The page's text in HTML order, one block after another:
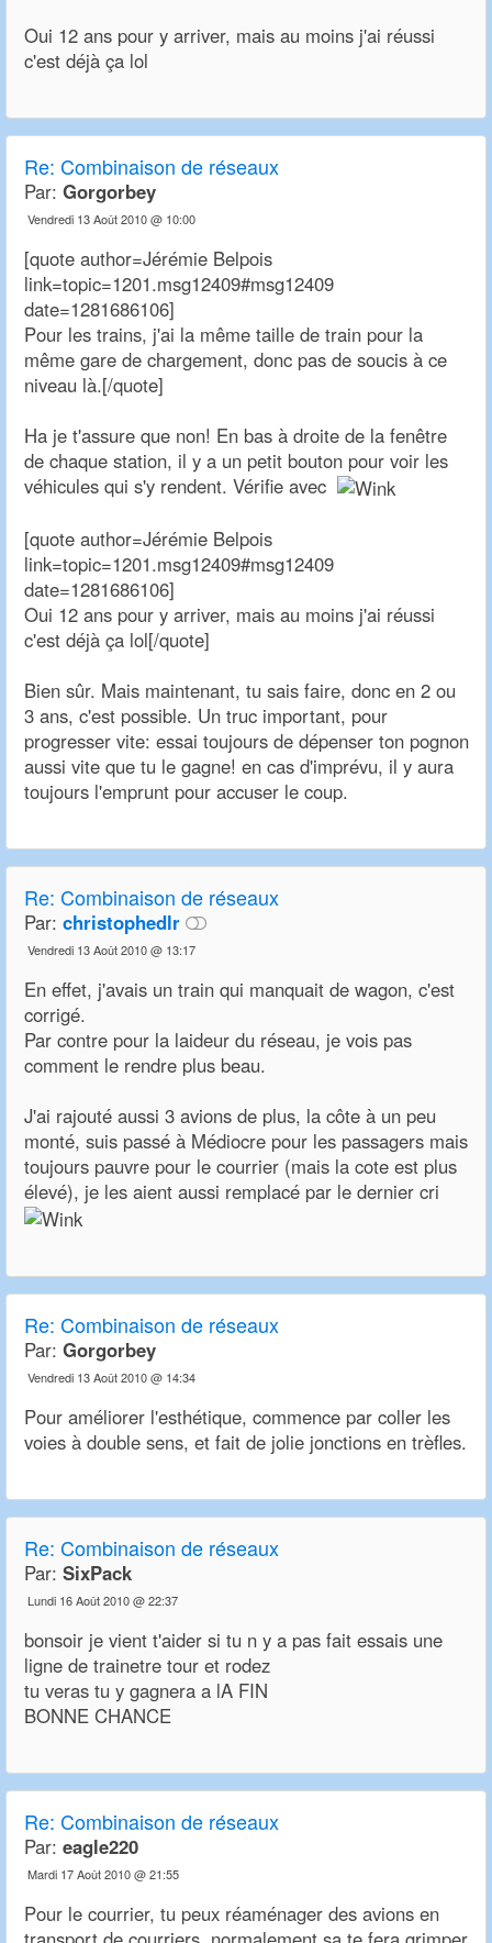
Oui 12 ans pour y arriver, mais au moins j'ai réussi
c'est déjà ça lol
Re: Combinaison de réseaux
Par: Gorgorbey
Vendredi 13 Août 2010 @ 10:00
[quote author=Jérémie Belpois
link=topic=1201.msg12409#msg12409
date=1281686106]
Pour les trains, j'ai la même taille de train pour la
même gare de chargement, donc pas de soucis à ce
niveau là.[/quote]
Ha je t'assure que non! En bas à droite de la fenêtre
de chaque station, il y a un petit bouton pour voir les
véhicules qui s'y rendent. Vérifie avec
[quote author=Jérémie Belpois
link=topic=1201.msg12409#msg12409
date=1281686106]
Oui 12 ans pour y arriver, mais au moins j'ai réussi
c'est déjà ça lol[/quote]
Bien sûr. Mais maintenant, tu sais faire, donc en 2 ou
3 ans, c'est possible. Un truc important, pour
progresser vite: essai toujours de dépenser ton pognon
aussi vite que tu le gagne! en cas d'imprévu, il y aura
toujours l'emprunt pour accuser le coup.
Re: Combinaison de réseaux
Par: christophedlr
Vendredi 13 Août 2010 @ 13:17
En effet, j'avais un train qui manquait de wagon, c'est
corrigé.
Par contre pour la laideur du réseau, je vois pas
comment le rendre plus beau.
J'ai rajouté aussi 3 avions de plus, la côte à un peu
monté, suis passé à Médiocre pour les passagers mais
toujours pauvre pour le courrier (mais la cote est plus
élevé), je les aient aussi remplacé par le dernier cri
Re: Combinaison de réseaux
Par: Gorgorbey
Vendredi 13 Août 2010 @ 14:34
Pour améliorer l'esthétique, commence par coller les
voies à double sens, et fait de jolie jonctions en trèfles.
Re: Combinaison de réseaux
Par: SixPack
Lundi 16 Août 2010 @ 22:37
bonsoir je vient t'aider si tu n y a pas fait essais une
ligne de trainetre tour et rodez
tu veras tu y gagnera a lA FIN
BONNE CHANCE
Re: Combinaison de réseaux
Par: eagle220
Mardi 17 Août 2010 @ 21:55
Pour le courrier, tu peux réaménager des avions en